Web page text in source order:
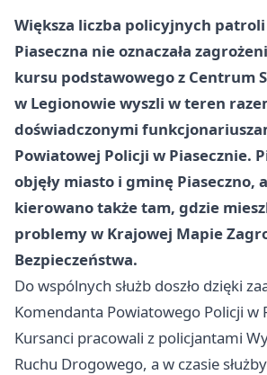
Większa liczba policyjnych
Piaseczna nie oznaczała
kursu podstawowego z Centrum
w Legionowie wyszli w teren
doświadczonymi
Powiatowej Policji w Piasecznie.
objęły miasto i gminę Piaseczno,
kierowano także tam, gdzie
problemy w Krajowej Mapie
Bezpieczeństwa.
Do wspólnych służb doszło dzięki
Komendanta Powiatowego Policji w
Kursanci pracowali z policjantami
Ruchu Drogowego, a w czasie